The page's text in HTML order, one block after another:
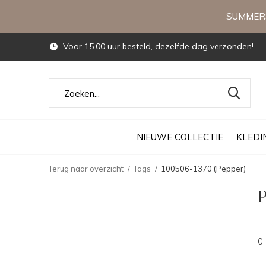
NIEUWE COLLECTIE
Voor 15.00 uur besteld, dezelfde dag verzonden!
Terug naar overzicht Tags 100506-1370 (Pepper)
0